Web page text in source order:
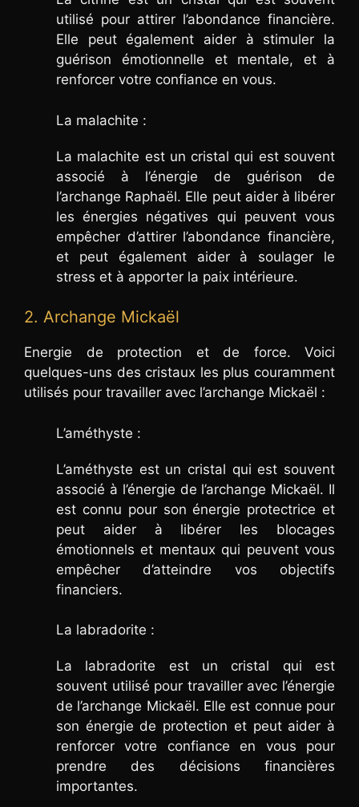
utilisé pour attirer l’abondance financière.
Elle peut également aider à stimuler la
guérison émotionnelle et mentale, et à
renforcer votre confiance en vous.
La malachite :
La malachite est un cristal qui est souvent
associé à l’énergie de guérison de
l’archange Raphaël. Elle peut aider à libérer
les énergies négatives qui peuvent vous
empêcher d’attirer l’abondance financière,
et peut également aider à soulager le
stress et à apporter la paix intérieure.
2. Archange Mickaël
Energie de protection et de force. Voici
quelques-uns des cristaux les plus couramment
utilisés pour travailler avec l’archange Mickaël :
L’améthyste :
L’améthyste est un cristal qui est souvent
associé à l’énergie de l’archange Mickaël. Il
est connu pour son énergie protectrice et
peut aider à libérer les blocages
émotionnels et mentaux qui peuvent vous
empêcher d’atteindre vos objectifs
financiers.
La labradorite :
La labradorite est un cristal qui est
souvent utilisé pour travailler avec l’énergie
de l’archange Mickaël. Elle est connue pour
son énergie de protection et peut aider à
renforcer votre confiance en vous pour
prendre des décisions financières
importantes.